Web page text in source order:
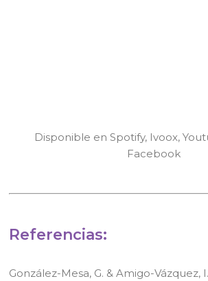
Disponible en Spotify, Ivoox,
Facebook
Referencias:
González-Mesa, G. & Amigo-Vázquez,